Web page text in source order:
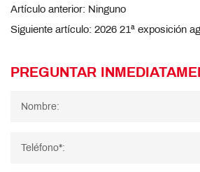
Artículo anterior: Ninguno
Siguiente artículo: 2026 21ª exposición
PREGUNTAR
Nombre:
Teléfono*: